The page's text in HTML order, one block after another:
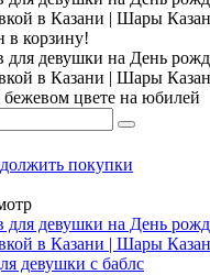
в корзину!
цвете на юбилей
покупки
девушки с баблс